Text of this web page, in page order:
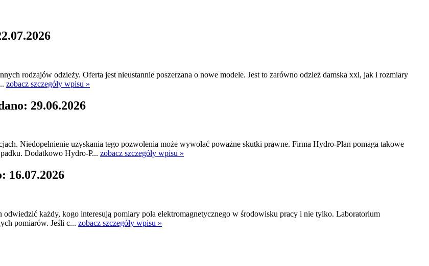
rodzajów odzieży. Oferta jest nieustannie poszerzana o nowe modele. Jest to zarówno odzież damska xxl, jak i rozmiary
zobacz szczegóły wpisu »
29.06.2026
Niedopełnienie uzyskania tego pozwolenia może wywołać poważne skutki prawne. Firma Hydro-Plan pomaga takowe
Dodatkowo Hydro-P... zobacz szczegóły wpisu »
16.07.2026
każdy, kogo interesują pomiary pola elektromagnetycznego w środowisku pracy i nie tylko. Laboratorium
pomiarów. Jeśli c... zobacz szczegóły wpisu »